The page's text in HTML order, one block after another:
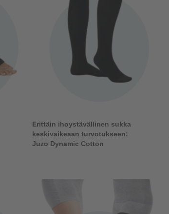
Erittäin ihoystävällinen sukka
keskivaikeaan turvotukseen:
Juzo Dynamic Cotton